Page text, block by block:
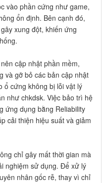
vào phần cứng như game,
ổn định. Bên cạnh đó,
xung đột, khiến ứng
cập nhật phần mềm,
và gỡ bỏ các bản cập nhật
ổ cứng không bị lỗi vật lý
như chkdsk. Việc bảo trì hệ
ứng dụng bằng Reliability
cải thiện hiệu suất và giảm
chỉ gây mất thời gian mà
nghiệm sử dụng. Để xử lý
nhân gốc rễ, thay vì chỉ